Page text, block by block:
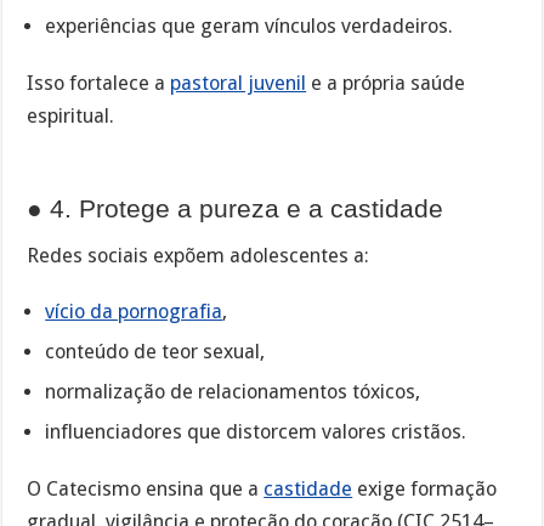
experiências que geram vínculos verdadeiros.
Isso fortalece a pastoral juvenil e a própria saúde
espiritual.
● 4. Protege a pureza e a castidade
Redes sociais expõem adolescentes a:
vício da pornografia,
conteúdo de teor sexual,
normalização de relacionamentos tóxicos,
influenciadores que distorcem valores cristãos.
O Catecismo ensina que a castidade exige formação